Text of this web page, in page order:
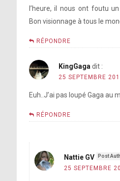
l’heure, il nous ont foutu
Bon visionnage à tous le
RÉPONDRE
KingGaga dit :
25 SEPTEMBRE
Euh..J’ai pas loupé Gaga au
RÉPONDRE
Nattie GV
25 SEPTEMBRE